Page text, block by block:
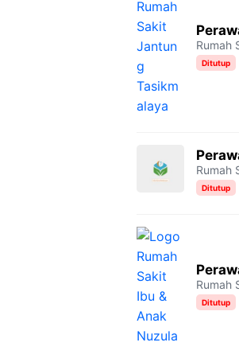
Rumah
Ditutup
Rumah
Ditutup
Rumah
Ditutup